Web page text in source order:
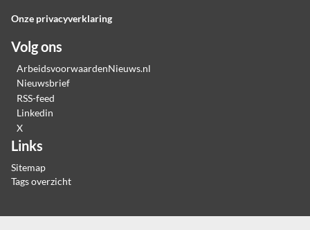
Onze privacyverklaring
Volg ons
ArbeidsvoorwaardenNieuws.nl
Nieuwsbrief
RSS-feed
Linkedin
X
Links
Sitemap
Tags overzicht